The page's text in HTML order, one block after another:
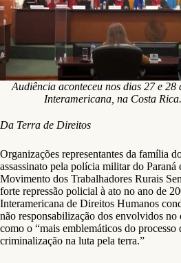
Audiência aconteceu nos dias 27 e
Interamericana, na Costa
Da Terra de Direitos
Organizações representantes da família
assassinato pela polícia militar do Paraná
Movimento dos Trabalhadores Rurais
forte repressão policial à ato no ano de
Interamericana de Direitos Humanos
não responsabilização dos envolvidos
como o “mais emblemáticos do processo
criminalização na luta pela terra.”